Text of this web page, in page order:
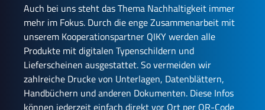
Auch bei uns steht das Thema Nachhaltigkeit immer
mehr im Fokus. Durch die enge Zusammenarbeit mit
unserem Kooperationspartner QIKY werden alle
Produkte mit digitalen Typenschildern und
Lieferscheinen ausgestattet. So vermeiden wir
zahlreiche Drucke von Unterlagen, Datenblättern,
Handbüchern und anderen Dokumenten. Diese Infos
können jederzeit einfach direkt vor Ort per QR-Code